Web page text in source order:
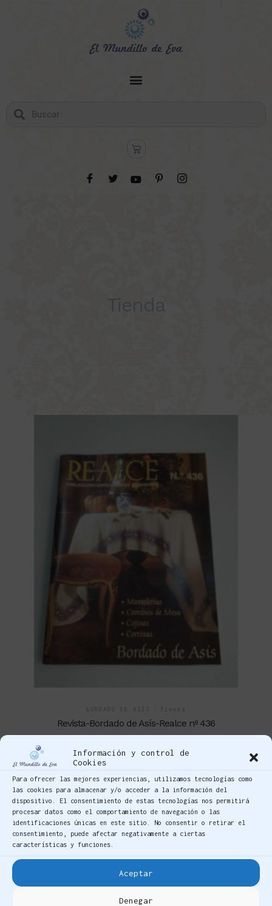
Información y control de
Cookies
Para ofrecer las mejores experiencias, utilizamos tecnologías como
las cookies para almacenar y/o acceder a la información del
dispositivo. El consentimiento de estas tecnologías nos permitirá
procesar datos como el comportamiento de navegación o las
identificaciones únicas en este sitio. No consentir o retirar el
consentimiento, puede afectar negativamente a ciertas
características y funciones.
Aceptar
Denegar
BORDADO DE ASÍS Tienda
Revista-Bordado de Asís-Realce nº 436
6,50€ IVA incluido